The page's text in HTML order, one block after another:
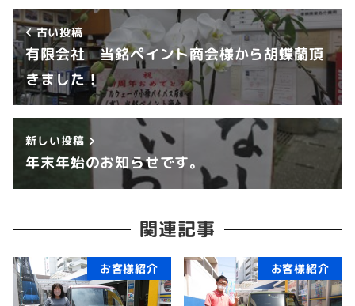
古い投稿
有限会社 当銘ペイント商会様から胡蝶蘭頂
きました！
新しい投稿
年末年始のお知らせです。
関連記事
お客様紹介 お客様紹介